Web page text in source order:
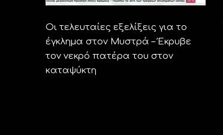
Οι τελευταίες εξελίξεις για το
έγκλημα στον Μυστρά – Έκρυβε
τον νεκρό πατέρα του στον
καταψύκτη